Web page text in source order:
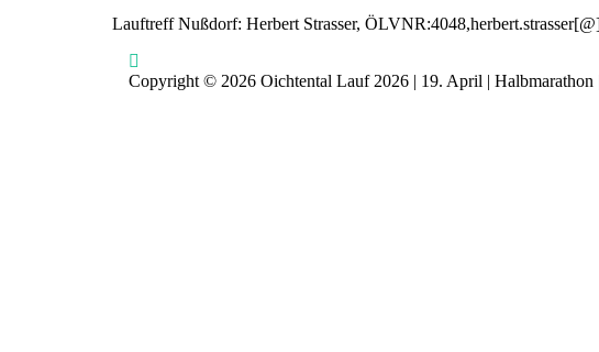
Lauftreff Nußdorf: Herbert Strasser,
Copyright © 2026 Oichtental Lauf 2026 | 19. April |